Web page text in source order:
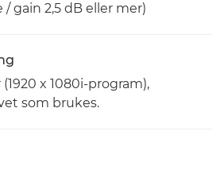
/ gain 2,5 dB eller mer)
x 1080i-program),
som brukes.